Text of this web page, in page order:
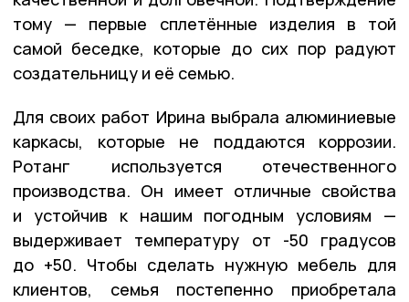
тому — первые сплетённые изделия в той
самой беседке, которые до сих пор радуют
создательницу и её семью.
Для своих работ Ирина выбрала алюминиевые
каркасы, которые не поддаются коррозии.
Ротанг используется отечественного
производства. Он имеет отличные свойства
и устойчив к нашим погодным условиям —
выдерживает температуру от -50 градусов
до +50. Чтобы сделать нужную мебель для
клиентов, семья постепенно приобретала